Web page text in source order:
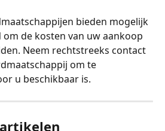
bieden mogelijk
de kosten van uw aankoop
Neem rechtstreeks contact
om te
u beschikbaar is.